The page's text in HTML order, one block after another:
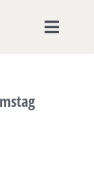
Toggle